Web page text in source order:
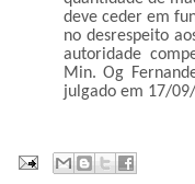
deve ceder em
no desrespeito
autoridade
Min. Og
julgado em 17/